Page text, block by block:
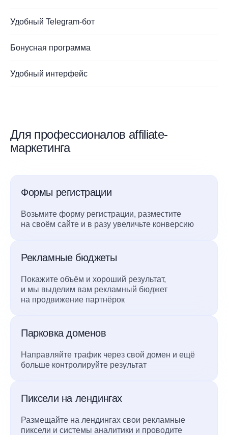
Удобный Telegram-бот
Бонусная программа
Удобный интерфейс
Для профессионалов affiliate-
маркетинга
Формы регистрации
Возьмите форму регистрации, разместите
на своём сайте и в разу увеличьте конверсию
Рекламные бюджеты
Покажите объём и хороший результат,
и мы выделим вам рекламный бюджет
на продвижение партнёрок
Парковка доменов
Направляйте трафик через свой домен и ещё
больше контролируйте результат
Пиксели на лендингах
Размещайте на лендингах свои рекламные
пиксели и системы аналитики и проводите